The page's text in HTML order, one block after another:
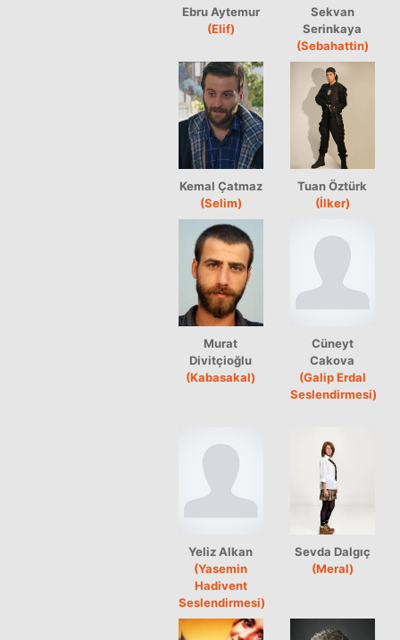
Ebru Aytemur
(Elif)
Sekvan
Serinkaya
(Sebahattin)
Kemal Çatmaz
(Selim)
Tuan Öztürk
(İlker)
Murat
Divitçioğlu
(Kabasakal)
Cüneyt
Cakova
(Galip Erdal
Seslendirmesi)
Yeliz Alkan
(Yasemin
Hadivent
Seslendirmesi)
Sevda Dalgıç
(Meral)